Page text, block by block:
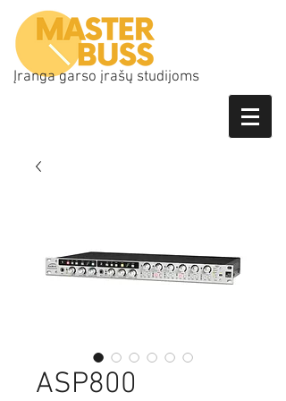
Įranga garso įrašų studijoms
ASP800